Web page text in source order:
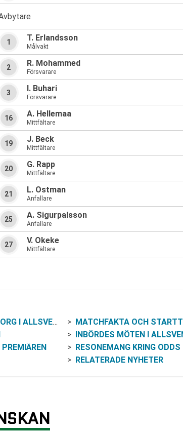
1 T. Erlandsson
Målvakt
2 R. Mohammed
Försvarare
3 I. Buhari
Försvarare
16 A. Hellemaa
Mittfältare
19 J. Beck
Mittfältare
20 G. Rapp
Mittfältare
21 L. Ostman
Anfallare
25 A. Sigurpalsson
Anfallare
27 V. Okeke
Mittfältare
ALLSVENSKAN
MATCHFAKTA OCH
INBÖRDES MÖTEN I ALLSVENSKAN DE
RESONEMANG KRING ODDS
RELATERADE NYHETER